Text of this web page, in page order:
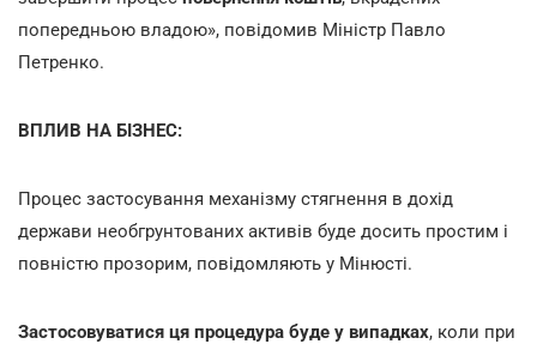
попередньою владою», повідомив Міністр Павло
Петренко.
ВПЛИВ НА БІЗНЕС:
Процес застосування механізму стягнення в дохід
держави необгрунтованих активів буде досить простим і
повністю прозорим, повідомляють у Мінюсті.
Застосовуватися ця процедура буде у випадках, коли при